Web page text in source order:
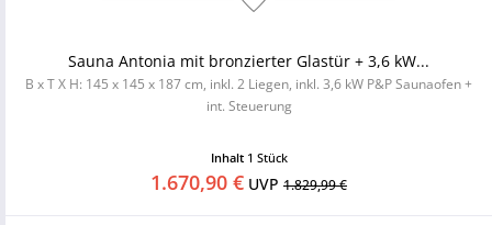
Sauna Antonia mit bronzierter Glastür + 3,6 kW...
B x T X H: 145 x 145 x 187 cm, inkl. 2 Liegen, inkl. 3,6 kW P&P Saunaofen +
int. Steuerung
Inhalt 1 Stück
1.670,90 € UVP 1.829,99 €